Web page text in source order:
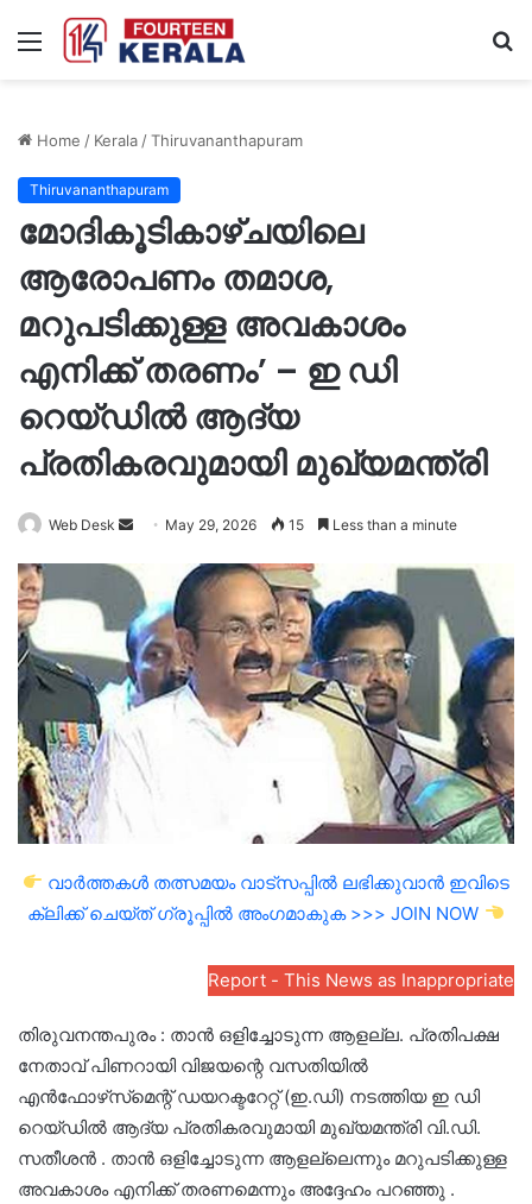
Menu
Home / Kerala/Thiruvananthapuram
Thiruvananthapuram
മോദികൂടികാഴ്ചയിലെ
ആരോപണം തമാശ,
മറുപടിക്കുള്ള അവകാശം
എനിക്ക് തരണം’ – ഇ ഡി
റെയ്‌ഡിൽ ആദ്യ
പ്രതികരവുമായി മുഖ്യമന്ത്രി
Web Desk
Send
email
May 29, 2026 15 Less than a minute
വാർത്തകൾ തത്സമയം വാട്സപ്പിൽ ലഭിക്കുവാൻ ഇവിടെ
ക്ലിക്ക് ചെയ്ത് ഗ്രൂപ്പിൽ അംഗമാകുക >>> JOIN NOW
Report - This News as Inappropriate
തിരുവനന്തപുരം : താൻ ഒളിച്ചോടുന്ന ആളല്ല. പ്രതിപക്ഷ
നേതാവ് പിണറായി വിജയന്റെ വസതിയിൽ
എൻഫോഴ്‌സ്‌മെന്റ് ഡയറക്ടറേറ്റ് (ഇ.ഡി) നടത്തിയ ഇ ഡി
റെയ്‌ഡിൽ ആദ്യ പ്രതികരവുമായി മുഖ്യമന്ത്രി വി.ഡി.
സതീശൻ . താൻ ഒളിച്ചോടുന്ന ആളല്ലെന്നും മറുപടിക്കുള്ള
അവകാശം എനിക്ക് തരണമെന്നും അദ്ദേഹം പറഞ്ഞു .